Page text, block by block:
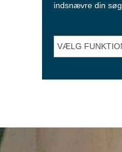
indsnævre din
VÆLG